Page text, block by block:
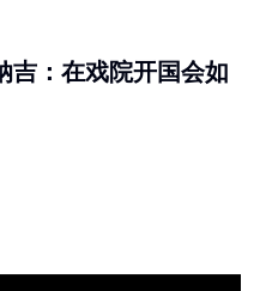
吉：在戏院开国会如